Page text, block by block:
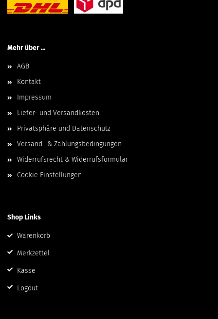
Mehr über ...
AGB
Kontakt
Impressum
Liefer- und Versandkosten
Privatsphäre und Datenschutz
Versand- & Zahlungsbedingungen
Widerrufsrecht & Widerrufsformular
Cookie Einstellungen
Shop Links
Warenkorb
Merkzettel
Kasse
Logout